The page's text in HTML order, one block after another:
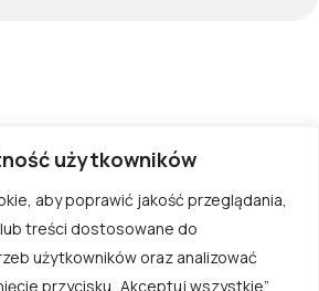
użytkowników
aby poprawić jakość przeglądania,
treści dostosowane do
użytkowników oraz analizować
przycisku „Akceptuj wszystkie”